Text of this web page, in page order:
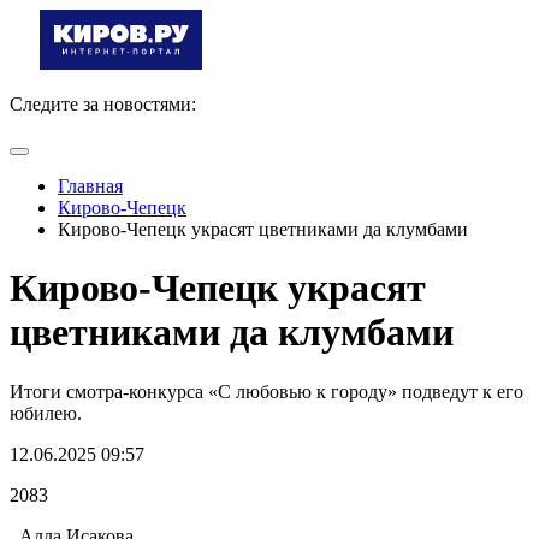
Следите за новостями:
Главная
Кирово-Чепецк
Кирово-Чепецк украсят цветниками да клумбами
Кирово-Чепецк украсят
цветниками да клумбами
Итоги смотра-конкурса «С любовью к городу» подведут к его
юбилею.
12.06.2025 09:57
2083